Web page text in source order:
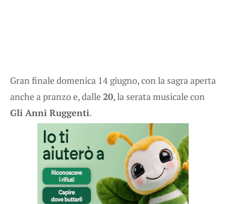
Gran finale domenica 14 giugno, con la sagra aperta
anche a pranzo e, dalle20, la serata musicale con
Gli Anni Ruggenti.